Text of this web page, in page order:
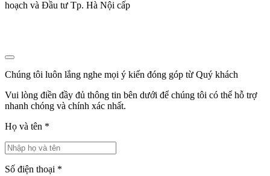
hoạch và Đầu tư Tp. Hà Nội cấp
Chúng tôi luôn lắng nghe mọi ý kiến đóng góp từ Quý khách
Vui lòng điền đầy đủ thông tin bên dưới để chúng tôi có thể hỗ trợ
nhanh chóng và chính xác nhất.
Họ và tên *
Số điện thoại *